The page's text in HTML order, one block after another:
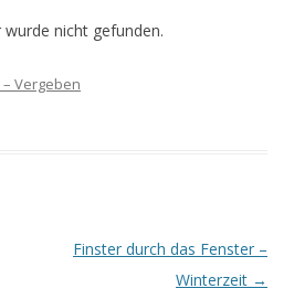
nicht gefunden.
Vergeben
Finster durch das Fenster –
Winterzeit →